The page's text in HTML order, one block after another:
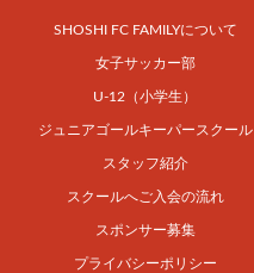
SHOSHI FC FAMILYについて
女子サッカー部
U-12（小学生）
ジュニアゴールキーパースクール
スタッフ紹介
スクールへご入会の流れ
スポンサー募集
プライバシーポリシー